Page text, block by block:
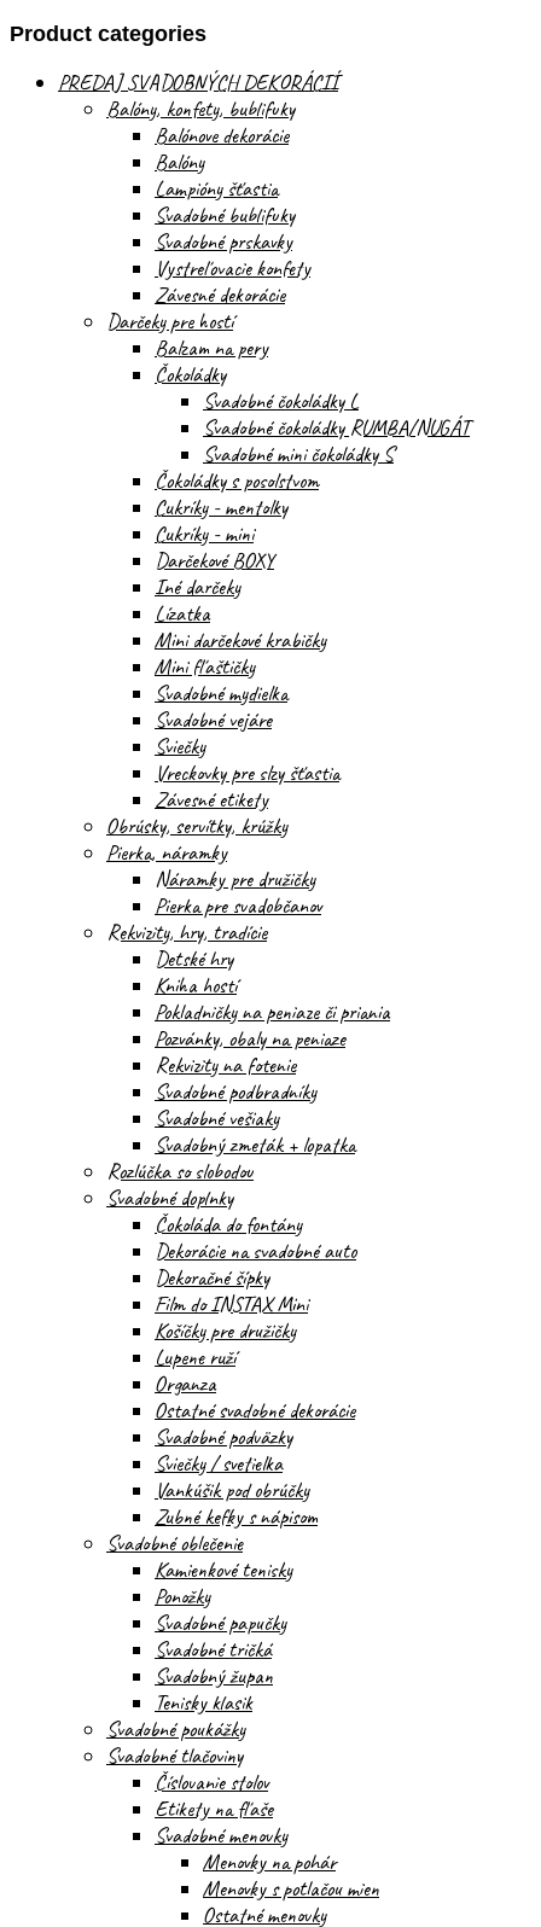
Product categories
PREDAJ SVADOBNÝCH DEKORÁCIÍ
Balóny, konfety, bublifuky
Balónove dekorácie
Balóny
Lampióny šťastia
Svadobné bublifuky
Svadobné prskavky
Vystreľovacie konfety
Závesné dekorácie
Darčeky pre hostí
Balzam na pery
Čokoládky
Svadobné čokoládky L
Svadobné čokoládky RUMBA/NUGÁT
Svadobné mini čokoládky S
Čokoládky s posolstvom
Cukríky - mentolky
Cukríky - mini
Darčekové BOXY
Iné darčeky
Lízatka
Mini darčekové krabičky
Mini fľaštičky
Svadobné mydielka
Svadobné vejáre
Sviečky
Vreckovky pre slzy šťastia
Závesné etikety
Obrúsky, servítky, krúžky
Pierka, náramky
Náramky pre družičky
Pierka pre svadobčanov
Rekvizity, hry, tradície
Detské hry
Kniha hostí
Pokladničky na peniaze či priania
Pozvánky, obaly na peniaze
Rekvizity na fotenie
Svadobné podbradníky
Svadobné vešiaky
Svadobný zmeták + lopatka
Rozlúčka so slobodou
Svadobné doplnky
Čokoláda do fontány
Dekorácie na svadobné auto
Dekoračné šípky
Film do INSTAX Mini
Košíčky pre družičky
Lupene ruží
Organza
Ostatné svadobné dekorácie
Svadobné podväzky
Sviečky / svetielka
Vankúšik pod obrúčky
Zubné kefky s nápisom
Svadobné oblečenie
Kamienkové tenisky
Ponožky
Svadobné papučky
Svadobné tričká
Svadobný župan
Tenisky klasik
Svadobné poukážky
Svadobné tlačoviny
Číslovanie stolov
Etikety na fľaše
Svadobné menovky
Menovky na pohár
Menovky s potlačou mien
Ostatné menovky